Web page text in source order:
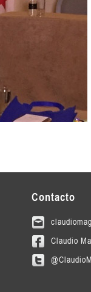
Contacto
Claudio